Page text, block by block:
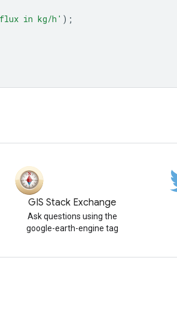
flux in kg/h' );
GIS Stack Exchange
Ask questions using the
google-earth-engine tag